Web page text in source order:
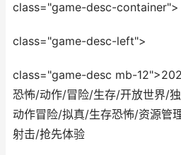
class="game-desc-container">
class="game-desc-left">
class="game-desc mb-
恐怖/动作/冒险/生存/开放世界/
动作冒险/拟真/生存恐怖/资源管
射击/抢先体验